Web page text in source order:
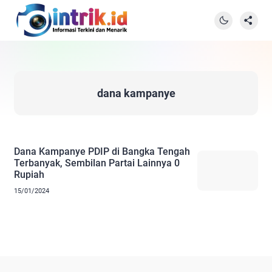
dana kampanye
Dana Kampanye PDIP di Bangka Tengah
Terbanyak, Sembilan Partai Lainnya 0
Rupiah
15/01/2024